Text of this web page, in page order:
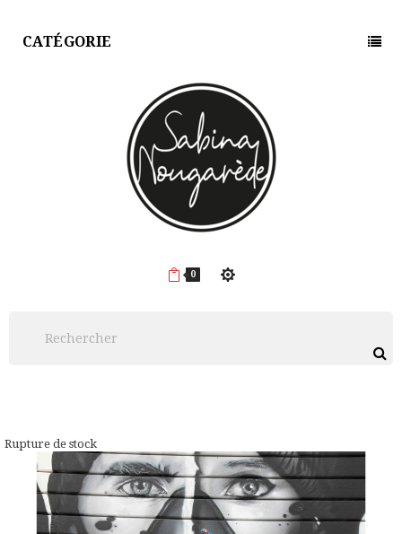
CATÉGORIE
0
Rupture de stock